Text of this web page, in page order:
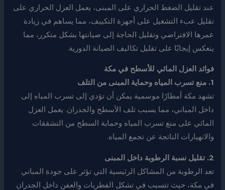
عند تقليل الضغط الحراري على المبنى، يعمل العزل الحراري على
تقليل عبء التشغيل على أجهزة التكييف، مما يساهم في زيادة
عمرها الافتراضي وتقليل الحاجة إلى صيانتها بشكل متكرر، مما
ينعكس إيجابًا على تقليل تكاليف الصيانة الدورية.
فوائد العزل المائي للأسطح في مكة
1. منع تسرب المياه وحماية المبنى من التلف
تشهد مكة أمطارًا موسمية يمكن أن تؤدي إلى تسرب المياه إلى
داخل المباني، مما يسبب تلف الأسطح والجدران. يعمل العزل
المائي على منع تسرب المياه وحماية السطح من التشققات
والانهيارات الناتجة عن تجمع المياه.
2. تقليل نسبة الرطوبة داخل المبنى
تعد الرطوبة من المشاكل الرئيسية التي تؤثر على جودة المباني
في مكة، حيث تتسبب في تشكل الفطريات والعفن داخل الجدران